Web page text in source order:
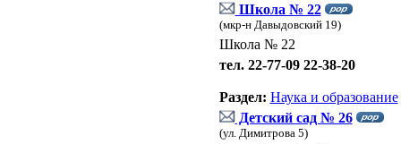
Школа № 22
(мкр-н Давыдовский 19)
Школа № 22
тел. 22-77-09 22-38-20
Раздел: Наука и образование
Детский сад № 26
(ул. Димитрова 5)